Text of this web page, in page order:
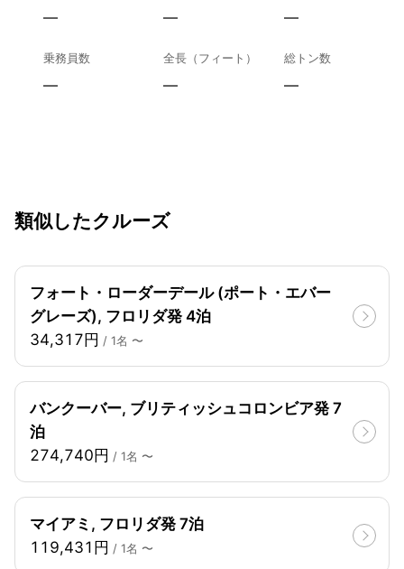
— — —
乗務員数
—
全長（フィート）
—
総トン数
—
類似したクルーズ
フォート・ローダーデール (ポート・エバー
グレーズ), フロリダ発 4泊
34,317円 / 1名 〜
バンクーバー, ブリティッシュコロンビア発 7
泊
274,740円 / 1名 〜
マイアミ, フロリダ発 7泊
119,431円 / 1名 〜